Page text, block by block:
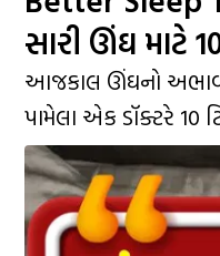
સારી ઊંઘ માટે
આજકાલ ઊંઘનો અભાવ
પામેલા એક ડૉક્ટરે 10